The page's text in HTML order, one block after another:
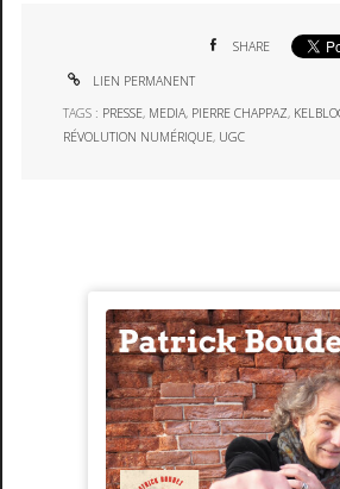
SHARE
LIEN PERMANENT
TAGS : PRESSE, MEDIA, PIERRE CHAPPAZ,
RÉVOLUTION NUMÉRIQUE, UGC